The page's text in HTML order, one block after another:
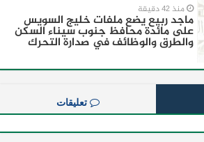
منذ 42 دقيقة
ماجد ربيع يضع ملفات خليج السويس
على مائدة محافظ جنوب سيناء السكن
والطرق والوظائف في صدارة التحرك
تعليقات